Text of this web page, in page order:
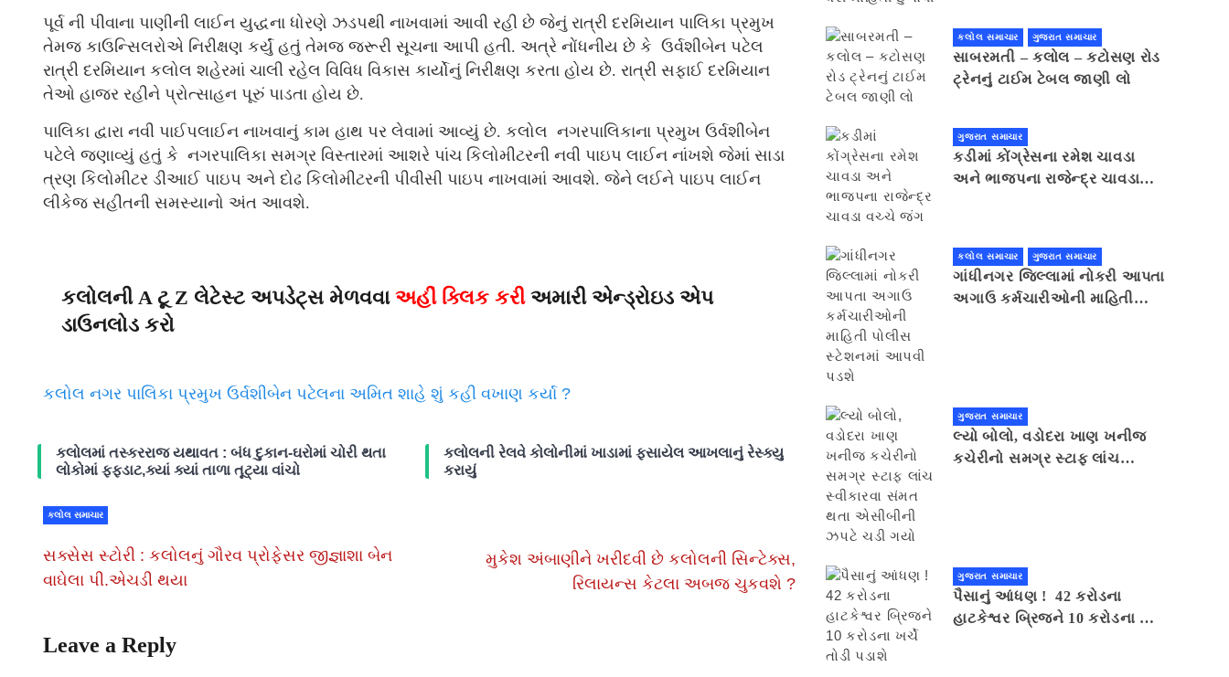
પૂર્વ ની પીવાના પાણીની લાઈન યુદ્ધના ધોરણે ઝડપથી નાખવામાં આવી રહી છે જેનું રાત્રી દરમિયાન પાલિકા પ્રમુખ
તેમજ કાઉન્સિલરોએ નિરીક્ષણ કર્યું હતું તેમજ જરૂરી સૂચના આપી હતી. અત્રે નોંધનીય છે કે ઉર્વશીબેન પટેલ
રાત્રી દરમિયાન કલોલ શહેરમાં ચાલી રહેલ વિવિધ વિકાસ કાર્યોનું નિરીક્ષણ કરતા હોય છે. રાત્રી સફાઈ દરમિયાન
તેઓ હાજર રહીને પ્રોત્સાહન પૂરું પાડતા હોય છે.
પાલિકા દ્વારા નવી પાઈપલાઈન નાખવાનું કામ હાથ પર લેવામાં આવ્યું છે. કલોલ નગરપાલિકાના પ્રમુખ ઉર્વશીબેન
પટેલે જણાવ્યું હતું કે નગરપાલિકા સમગ્ર વિસ્તારમાં આશરે પાંચ કિલોમીટરની નવી પાઇપ લાઈન નાંખશે જેમાં સાડા
ત્રણ કિલોમીટર ડીઆઈ પાઇપ અને દોઢ કિલોમીટરની પીવીસી પાઇપ નાખવામાં આવશે. જેને લઈને પાઇપ લાઈન
લીકેજ સહીતની સમસ્યાનો અંત આવશે.
કલોલની A ટૂ Z લેટેસ્ટ અપડેટ્સ મેળવવા અહીં ક્લિક કરીઅમારી એન્ડ્રોઇડ એપ
ડાઉનલોડ કરો
કલોલ નગર પાલિકા પ્રમુખ ઉર્વશીબેન પટેલના અમિત શાહે શું કહી વખાણ કર્યા ?
કલોલમાં તસ્કરરાજ યથાવત : બંધ દુકાન-ઘરોમાં ચોરી થતા
લોકોમાં ફફડાટ,ક્યાં ક્યાં તાળા તૂટ્યા વાંચો
કલોલની રેલવે કોલોનીમાં ખાડામાં ફસાયેલ આખલાનું રેસ્ક્યુ
કરાયું
કલોલ સમાચાર
સક્સેસ સ્ટોરી : કલોલનું ગૌરવ પ્રોફેસર જીજ્ઞાશા બેન
વાઘેલા પી.એચડી થયા
મુકેશ અંબાણીને ખરીદવી છે કલોલની સિન્ટેક્સ,
રિલાયન્સ કેટલા અબજ ચુકવશે ?
Leave a Reply
કલોલ સમાચાર ગુજરાત સમાચાર
સાબરમતી – કલોલ – કટોસણ રોડ
ટ્રેનનું ટાઈમ ટેબલ જાણી લો
ગુજરાત સમાચાર
કડીમાં કોંગ્રેસના રમેશ ચાવડા
અને ભાજપના રાજેન્દ્ર ચાવડા
કલોલ સમાચાર ગુજરાત સમાચાર
ગાંધીનગર જિલ્લામાં નોકરી આપતા
અગાઉ કર્મચારીઓની માહિતી
ગુજરાત સમાચાર
લ્યો બોલો, વડોદરા ખાણ ખનીજ
કચેરીનો સમગ્ર સ્ટાફ લાંચ
ગુજરાત સમાચાર
પૈસાનું આંધણ ! 42 કરોડના
હાટકેશ્વર બ્રિજને 10 કરોડના ખર્ચે